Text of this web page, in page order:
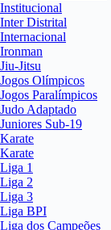
Institucional
Inter Distrital
Internacional
Ironman
Jiu-Jitsu
Jogos Olímpicos
Jogos Paralímpicos
Judo Adaptado
Juniores Sub-19
Karate
Karate
Liga 1
Liga 2
Liga 3
Liga BPI
Liga dos Campeões